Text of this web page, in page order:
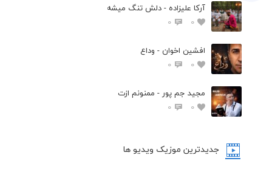
آرکا علیزاده - دلش تنگ میشه
0
0
افشين اخوان - وداع
0
0
مجید جم پور - ممنونم ازت
0
0
جدیدترین موزیک ویدیو ها